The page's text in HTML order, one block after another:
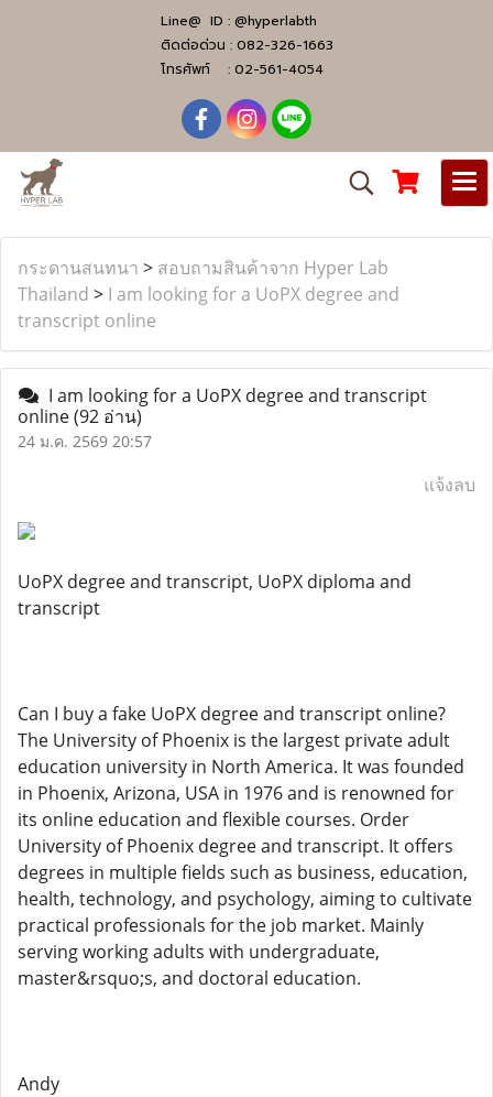
Line@ ID : @hyperlabth
ติดต่อด่วน : 082-326-1663
โทรศัพท์ : 02-561-4054
กระดานสนทนา > สอบถามสินค้าจาก Hyper Lab
Thailand > I am looking for a UoPX degree and
transcript online
I am looking for a UoPX degree and transcript
online(92 อ่าน)
24 ม.ค. 2569 20:57
แจ้งลบ
UoPX degree and transcript, UoPX diploma and
transcript
Can I buy a fake UoPX degree and transcript online?
The University of Phoenix is the largest private adult
education university in North America. It was founded
in Phoenix, Arizona, USA in 1976 and is renowned for
its online education and flexible courses. Order
University of Phoenix degree and transcript. It offers
degrees in multiple fields such as business, education,
health, technology, and psychology, aiming to cultivate
practical professionals for the job market. Mainly
serving working adults with undergraduate,
master&rsquo;s, and doctoral education.
Andy